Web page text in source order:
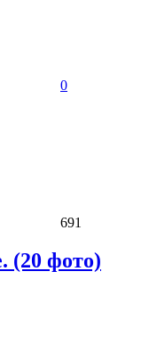
0
691
(20 фото)